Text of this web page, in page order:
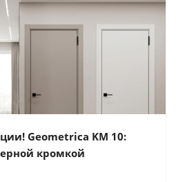
Geometrica KM 10:
кромкой